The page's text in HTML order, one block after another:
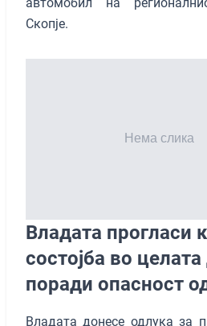
Скопје.
Владата прогласи
состојба во
поради опасност
Владата донесе одлука за